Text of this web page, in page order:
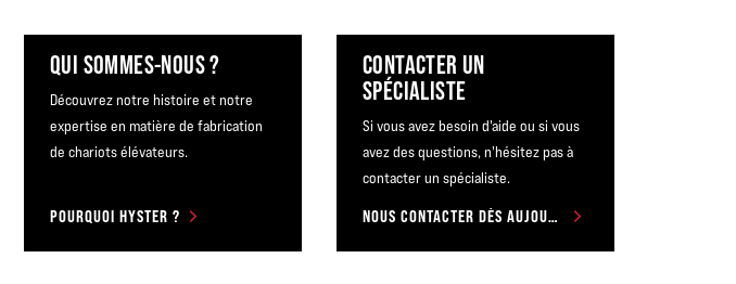
QUI SOMMES-NOUS ?
Découvrez notre histoire et notre
expertise en matière de fabrication
de chariots élévateurs.
POURQUOI HYSTER ?
CONTACTER UN
SPÉCIALISTE
Si vous avez besoin d'aide ou si vous
avez des questions, n'hésitez pas à
contacter un spécialiste.
NOUS CONTACTER DÈS AUJOURD'HUI